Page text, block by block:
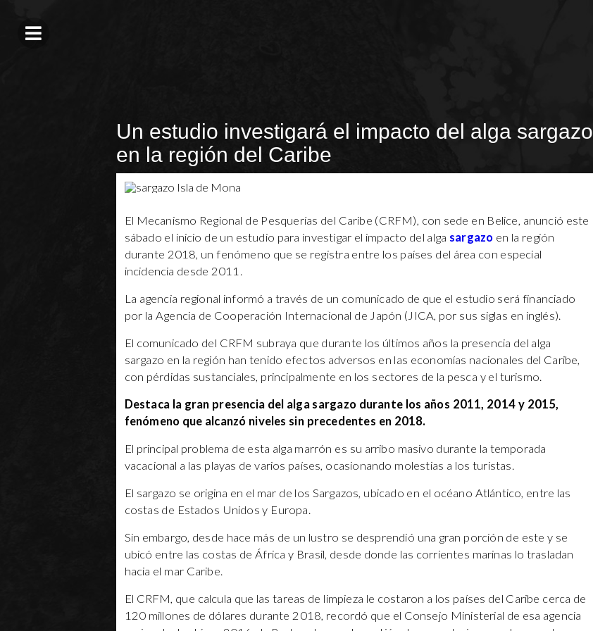
Un estudio investigará el impacto del alga sargazo
en la región del Caribe
El Mecanismo Regional de Pesquerías del Caribe (CRFM), con sede en Belice, anunció este
sábado el inicio de un estudio para investigar el impacto del alga sargazo en la región
durante 2018, un fenómeno que se registra entre los países del área con especial
incidencia desde 2011.
La agencia regional informó a través de un comunicado de que el estudio será financiado
por la Agencia de Cooperación Internacional de Japón (JICA, por sus siglas en inglés).
El comunicado del CRFM subraya que durante los últimos años la presencia del alga
sargazo en la región han tenido efectos adversos en las economías nacionales del Caribe,
con pérdidas sustanciales, principalmente en los sectores de la pesca y el turismo.
Destaca la gran presencia del alga sargazo durante los años 2011, 2014 y 2015,
fenómeno que alcanzó niveles sin precedentes en 2018.
El principal problema de esta alga marrón es su arribo masivo durante la temporada
vacacional a las playas de varios países, ocasionando molestias a los turistas.
El sargazo se origina en el mar de los Sargazos, ubicado en el océano Atlántico, entre las
costas de Estados Unidos y Europa.
Sin embargo, desde hace más de un lustro se desprendió una gran porción de este y se
ubicó entre las costas de África y Brasil, desde donde las corrientes marinas lo trasladan
hacia el mar Caribe.
El CRFM, que calcula que las tareas de limpieza le costaron a los países del Caribe cerca de
120 millones de dólares durante 2018, recordó que el Consejo Ministerial de esa agencia